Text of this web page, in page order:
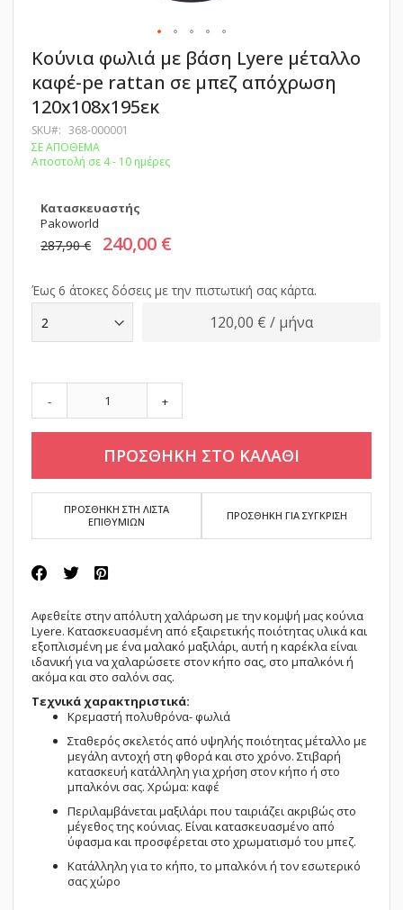
Μετάβαση
στην
αρχή
της
συλλογής
εικόνων
Κούνια φωλιά με βάση Lyere μέταλλο
καφέ-pe rattan σε μπεζ απόχρωση
120x108x195εκ
SKU
368-000001
ΣΕ ΑΠΟΘΕΜΑ
Αποστολή σε 4 - 10 ημέρες
Κατασκευαστής
Pakoworld
287,90 € 240,00 €
Έως 6 άτοκες δόσεις με την πιστωτική σας κάρτα.
120,00 € / μήνα
- +
ΠΡΟΣΘΗΚΗ ΣΤΟ ΚΑΛΑΘΙ
ΠΡΟΣΘΗΚΗ ΣΤΗ ΛΙΣΤΑ
ΕΠΙΘΥΜΙΩΝ
ΠΡΟΣΘΗΚΗ ΓΙΑ ΣΥΓΚΡΙΣΗ
Αφεθείτε στην απόλυτη χαλάρωση με την κομψή μας κούνια
Lyere. Κατασκευασμένη από εξαιρετικής ποιότητας υλικά και
εξοπλισμένη με ένα μαλακό μαξιλάρι, αυτή η καρέκλα είναι
ιδανική για να χαλαρώσετε στον κήπο σας, στο μπαλκόνι ή
ακόμα και στο σαλόνι σας.
Τεχνικά χαρακτηριστικά:
Κρεμαστή πολυθρόνα- φωλιά
Σταθερός σκελετός από υψηλής ποιότητας μέταλλο με
μεγάλη αντοχή στη φθορά και στο χρόνο. Στιβαρή
κατασκευή κατάλληλη για χρήση στον κήπο ή στο
μπαλκόνι σας. Χρώμα: καφέ
Περιλαμβάνεται μαξιλάρι που ταιριάζει ακριβώς στο
μέγεθος της κούνιας. Είναι κατασκευασμένο από
ύφασμα και προσφέρεται στο χρωματισμό του μπεζ.
Κατάλληλη για το κήπο, το μπαλκόνι ή τον εσωτερικό
σας χώρο